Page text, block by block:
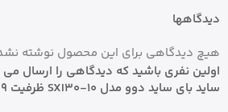
دیدگاهها
هیچ دیدگاهی برای این محصول نوشته
اولین نفری باشید که دیدگاهی را ارسال می
ساید بای ساید دوو مدل SXI30-10 ظرفیت ۲۹ فوت”